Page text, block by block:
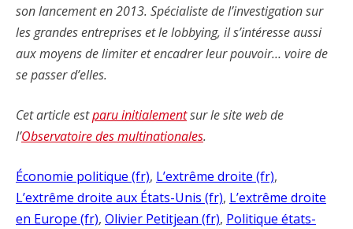
son lancement en 2013. Spécialiste de l’investigation sur
les grandes entreprises et le lobbying, il s’intéresse aussi
aux moyens de limiter et encadrer leur pouvoir… voire de
se passer d’elles.
Cet article estparu initialementsur le site web de
l’Observatoire des multinationales.
Économie politique (fr), L’extrême droite (fr)
L’extrême droite aux États-Unis (fr), L’extrême droite
en Europe (fr), Olivier Petitjean (fr), Politique états-